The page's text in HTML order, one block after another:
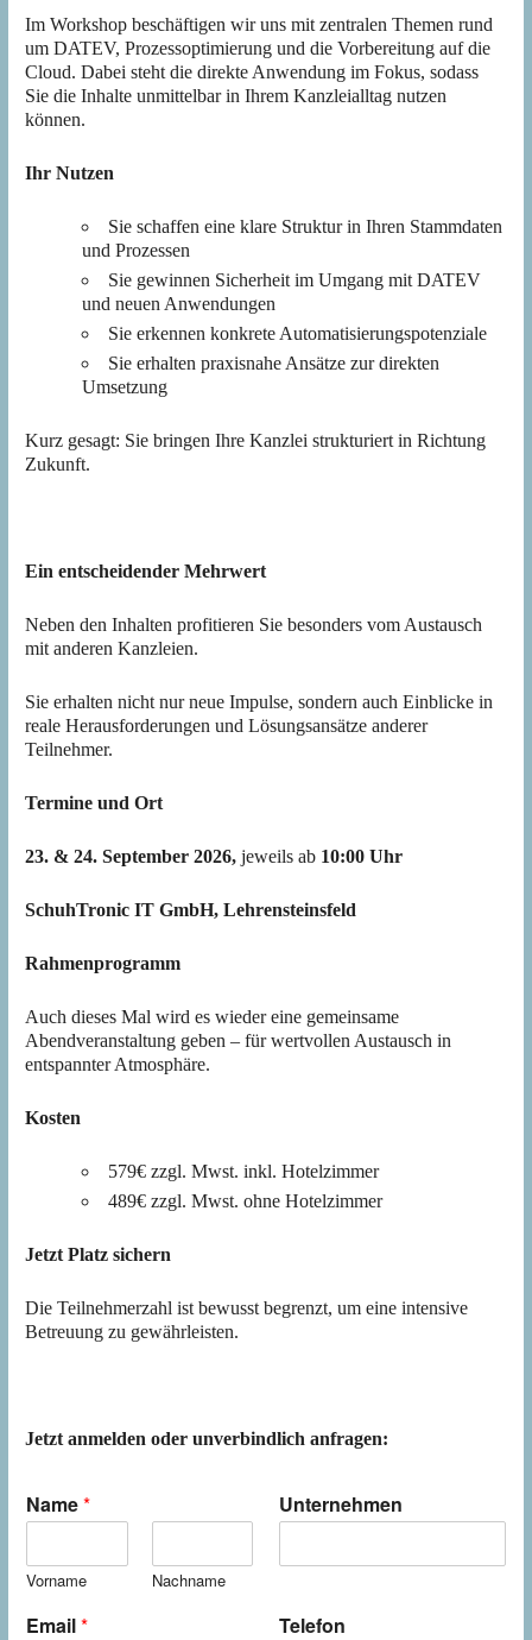
Im Workshop beschäftigen wir uns mit zentralen Themen rund
um DATEV, Prozessoptimierung und die Vorbereitung auf die
Cloud. Dabei steht die direkte Anwendung im Fokus, sodass
Sie die Inhalte unmittelbar in Ihrem Kanzleialltag nutzen
können.
Ihr Nutzen
Sie schaffen eine klare Struktur in Ihren Stammdaten
und Prozessen
Sie gewinnen Sicherheit im Umgang mit DATEV
und neuen Anwendungen
Sie erkennen konkrete Automatisierungspotenziale
Sie erhalten praxisnahe Ansätze zur direkten
Umsetzung
Kurz gesagt: Sie bringen Ihre Kanzlei strukturiert in Richtung
Zukunft.
Ein entscheidender Mehrwert
Neben den Inhalten profitieren Sie besonders vom Austausch
mit anderen Kanzleien.
Sie erhalten nicht nur neue Impulse, sondern auch Einblicke in
reale Herausforderungen und Lösungsansätze anderer
Teilnehmer.
Termine und Ort
23. & 24. September 2026,jeweils ab 10:00 Uhr
SchuhTronic IT GmbH, Lehrensteinsfeld
Rahmenprogramm
Auch dieses Mal wird es wieder eine gemeinsame
Abendveranstaltung geben – für wertvollen Austausch in
entspannter Atmosphäre.
Kosten
579€ zzgl. Mwst. inkl. Hotelzimmer
489€ zzgl. Mwst. ohne Hotelzimmer
Jetzt Platz sichern
Die Teilnehmerzahl ist bewusst begrenzt, um eine intensive
Betreuung zu gewährleisten.
Jetzt anmelden oder unverbindlich anfragen:
Name*
Vorname Nachname
Unternehmen
Email* Telefon